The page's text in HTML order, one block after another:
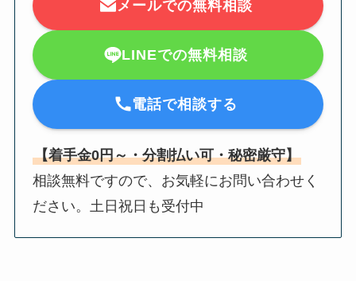
メールでの無料相談
LINEでの無料相談
電話で相談する
【着手金0円～・分割払い可・秘密厳守】
相談無料ですので、お気軽にお問い合わせく
ださい。土日祝日も受付中